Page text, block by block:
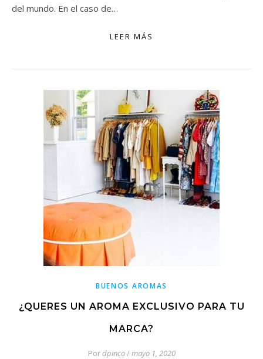
del mundo. En el caso de…
LEER MÁS
BUENOS AROMAS
¿QUERES UN AROMA EXCLUSIVO PARA TU
MARCA?
Pordpinco/mayo 1, 2020